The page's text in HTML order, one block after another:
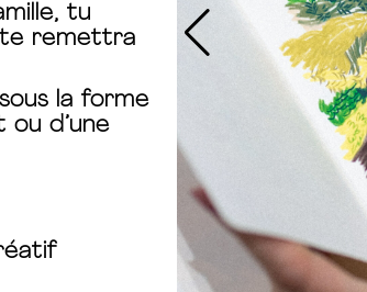
tu
remettra
la forme
ou d’une